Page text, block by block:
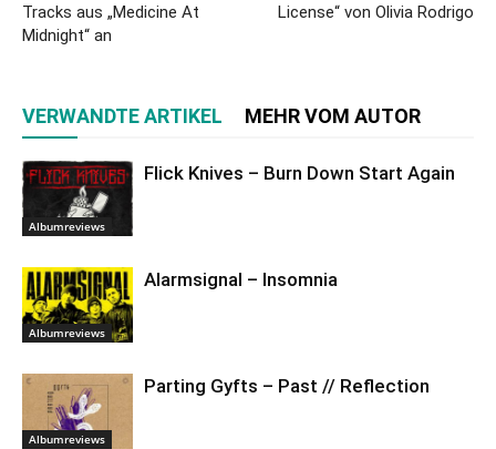
Tracks aus „Medicine At
Midnight“ an
License“ von Olivia Rodrigo
VERWANDTE ARTIKEL MEHR VOM AUTOR
Albumreviews
Flick Knives – Burn Down Start Again
Albumreviews
Alarmsignal – Insomnia
Albumreviews
Parting Gyfts – Past // Reflection